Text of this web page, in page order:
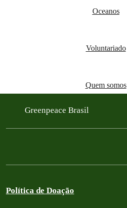
Oceanos
Voluntariado
Quem somos
Greenpeace Brasil
Política de Doação